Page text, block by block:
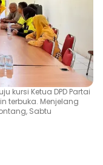
kursi Ketua DPD Partai
terbuka. Menjelang
Sabtu